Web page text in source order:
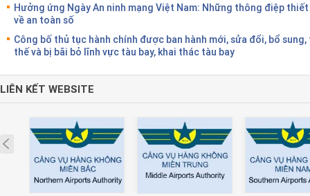
Hưởng ứng Ngày An ninh mạng Việt Nam: Những thông điệp
về an toàn số
Công bố thủ tục hành chính được ban hành mới, sửa đổi, bổ sung,
thế và bị bãi bỏ lĩnh vực tàu bay, khai thác tàu bay
LIÊN KẾT WEBSITE
Prev